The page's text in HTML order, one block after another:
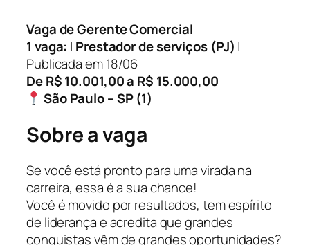
Vaga de Gerente Comercial
1 vaga: | Prestador de serviços (PJ) |
Publicada em 18/06
De R$ 10.001,00 a R$ 15.000,00
São Paulo – SP (1)
Sobre a vaga
Se você está pronto para uma virada na
carreira, essa é a sua chance!
Você é movido por resultados, tem espírito
de liderança e acredita que grandes
conquistas vêm de grandes oportunidades?